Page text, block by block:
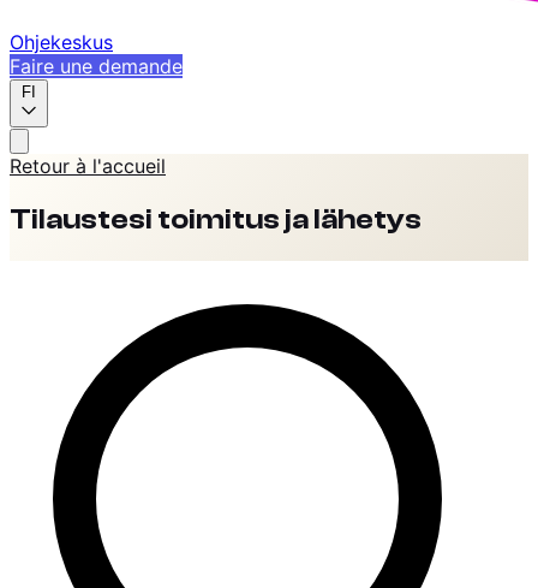
Ohjekeskus
Faire une demande
FI
Retour à l'accueil
Tilaustesi toimitus ja lähetys